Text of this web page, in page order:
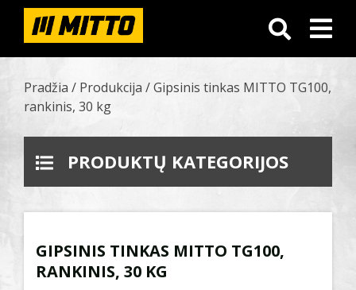
Pradžia / Produkcija /Gipsinis tinkas MITTO TG100,
rankinis, 30 kg
PRODUKTŲ KATEGORIJOS
GIPSINIS TINKAS MITTO TG100,
RANKINIS, 30 KG